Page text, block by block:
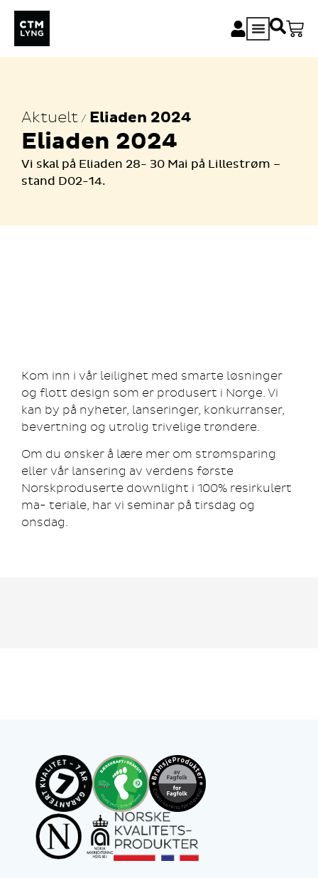
Aktuelt / Eliaden 2024
Eliaden 2024
Vi skal på Eliaden 28- 30 Mai på Lillestrøm –
stand D02-14.
Kom inn i vår leilighet med smarte løsninger
og flott design som er produsert i Norge. Vi
kan by på nyheter, lanseringer, konkurranser,
bevertning og utrolig trivelige trøndere.
Om du ønsker å lære mer om strømsparing
eller vår lansering av verdens første
Norskproduserte downlight i 100% resirkulert
ma- teriale, har vi seminar på tirsdag og
onsdag.